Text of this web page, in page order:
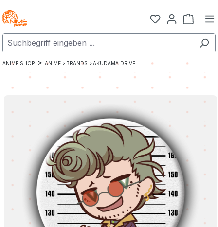
Zum Hauptinhalt springen
ANIME SHOP > ANIME > BRANDS >AKUDAMA DRIVE